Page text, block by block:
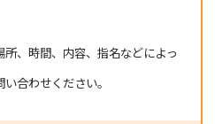
、時間、内容、指名などによっ
合わせください。